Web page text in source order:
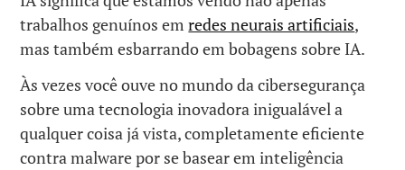
trabalhos genuínos emredes neurais artificiais,
mas também esbarrando em bobagens sobre IA.
Às vezes você ouve no mundo da cibersegurança
sobre uma tecnologia inovadora inigualável a
qualquer coisa já vista, completamente eficiente
contra malware por se basear em inteligência